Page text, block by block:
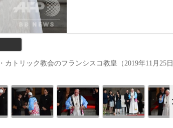
トリック教会のフランシスコ教皇（2019年11月25日